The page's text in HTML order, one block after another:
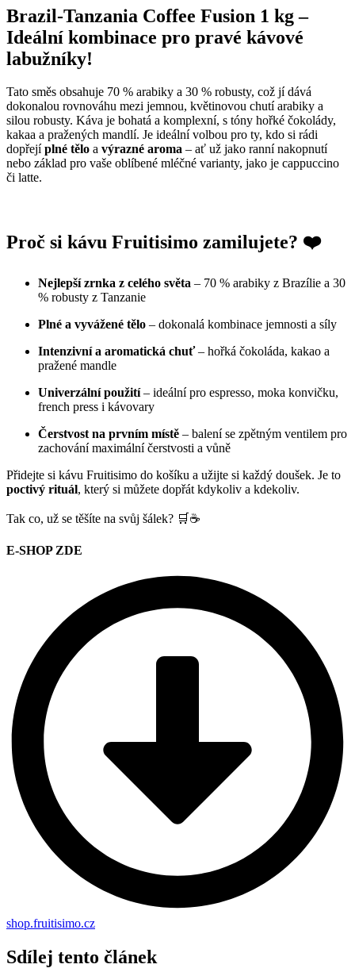
Brazil-Tanzania Coffee Fusion 1 kg –
Ideální kombinace pro pravé kávové
labužníky!
Tato směs obsahuje 70 % arabiky a 30 % robusty, což jí dává
dokonalou rovnováhu mezi jemnou, květinovou chutí arabiky a
silou robusty. Káva je bohatá a komplexní, s tóny hořké čokolády,
kakaa a pražených mandlí. Je ideální volbou pro ty, kdo si rádi
dopřejíplné tělo a výrazné aroma – ať už jako ranní nakopnutí
nebo základ pro vaše oblíbené mléčné varianty, jako je cappuccino
či latte.
Proč si kávu Fruitisimo zamilujete? ❤️
Nejlepší zrnka z celého světa – 70 % arabiky z Brazílie a 30
% robusty z Tanzanie
Plné a vyvážené tělo – dokonalá kombinace jemnosti a síly
Intenzivní a aromatická chuť– hořká čokoláda, kakao a
pražené mandle
Univerzální použití– ideální pro espresso, moka konvičku,
french press i kávovary
Čerstvost na prvním místě – balení se zpětným ventilem pro
zachování maximální čerstvosti a vůně
Přidejte si kávu Fruitisimo do košíku a užijte si každý doušek. Je to
poctivý rituál, který si můžete dopřát kdykoliv a kdekoliv.
Tak co, už se těšíte na svůj šálek? 🛒☕️
E-SHOP ZDE
shop.fruitisimo.cz
Sdílej tento článek